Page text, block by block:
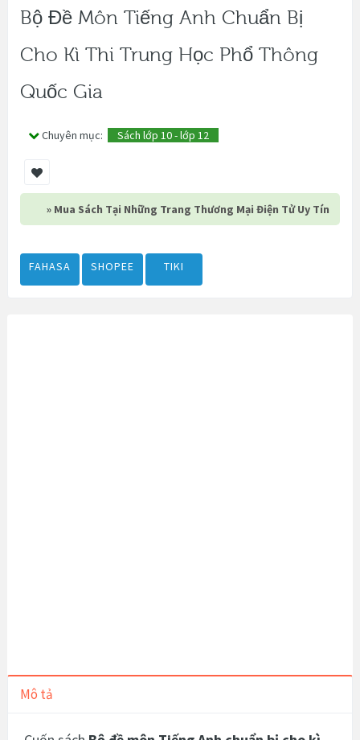
Bộ Đề Môn Tiếng Anh Chuẩn Bị
Cho Kì Thi Trung Học Phổ Thông
Quốc Gia
Chuyên mục: Sách lớp 10 - lớp 12
» Mua Sách Tại Những Trang Thương Mại Điện Tử Uy Tín
FAHASA SHOPEE TIKI
Mô tả